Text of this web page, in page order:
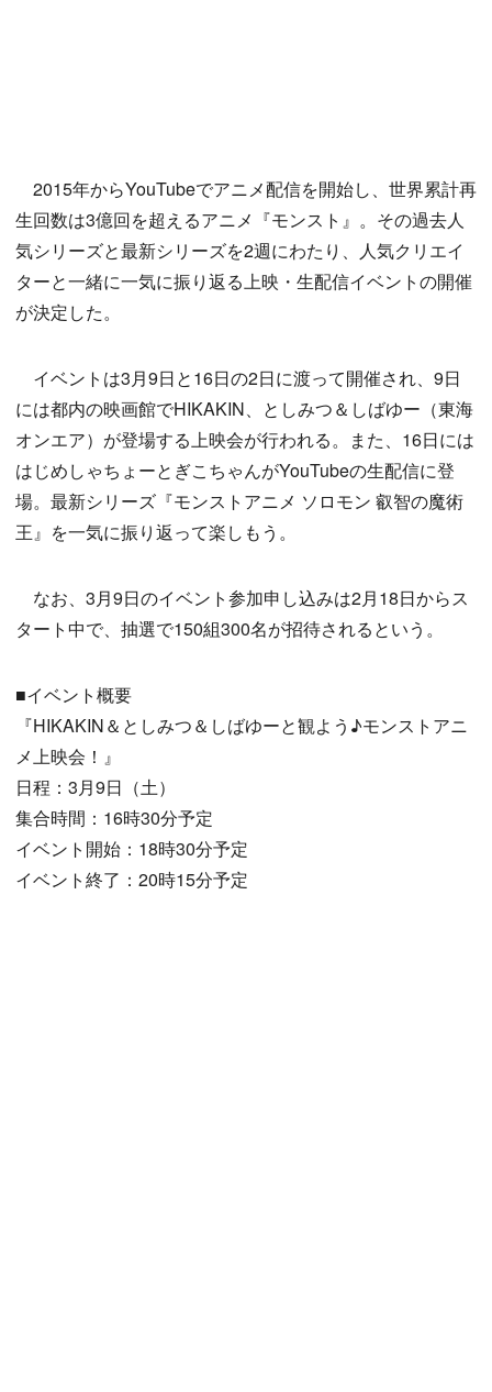
2015年からYouTubeでアニメ配信を開始し、世界累計再
生回数は3億回を超えるアニメ『モンスト』。その過去人
気シリーズと最新シリーズを2週にわたり、人気クリエイ
ターと一緒に一気に振り返る上映・生配信イベントの開催
が決定した。
イベントは3月9日と16日の2日に渡って開催され、9日
には都内の映画館でHIKAKIN、としみつ＆しばゆー（東海
オンエア）が登場する上映会が行われる。また、16日には
はじめしゃちょーとぎこちゃんがYouTubeの生配信に登
場。最新シリーズ『モンストアニメ ソロモン 叡智の魔術
王』を一気に振り返って楽しもう。
なお、3月9日のイベント参加申し込みは2月18日からス
タート中で、抽選で150組300名が招待されるという。
■イベント概要
『HIKAKIN＆としみつ＆しばゆーと観よう♪モンストアニ
メ上映会！』
日程：3月9日（土）
集合時間：16時30分予定
イベント開始：18時30分予定
イベント終了：20時15分予定